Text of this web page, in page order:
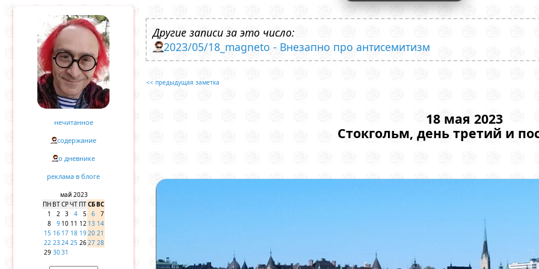
нечитанное
содержание
о дневнике
реклама в блоге
май 2023
ПН ВТСРЧТ ПТСБВС
1
2 3 4 5 6
7
8
9 10 11 12 13 14
15 16 17 18 1920 21
22 2324 25 2627 28
29 3031
Другие записи за это число:
2023/05/18_magneto - Внезапно про антисемитизм
<< предыдущая заметка
18 мая 2023
Стокгольм, день третий и